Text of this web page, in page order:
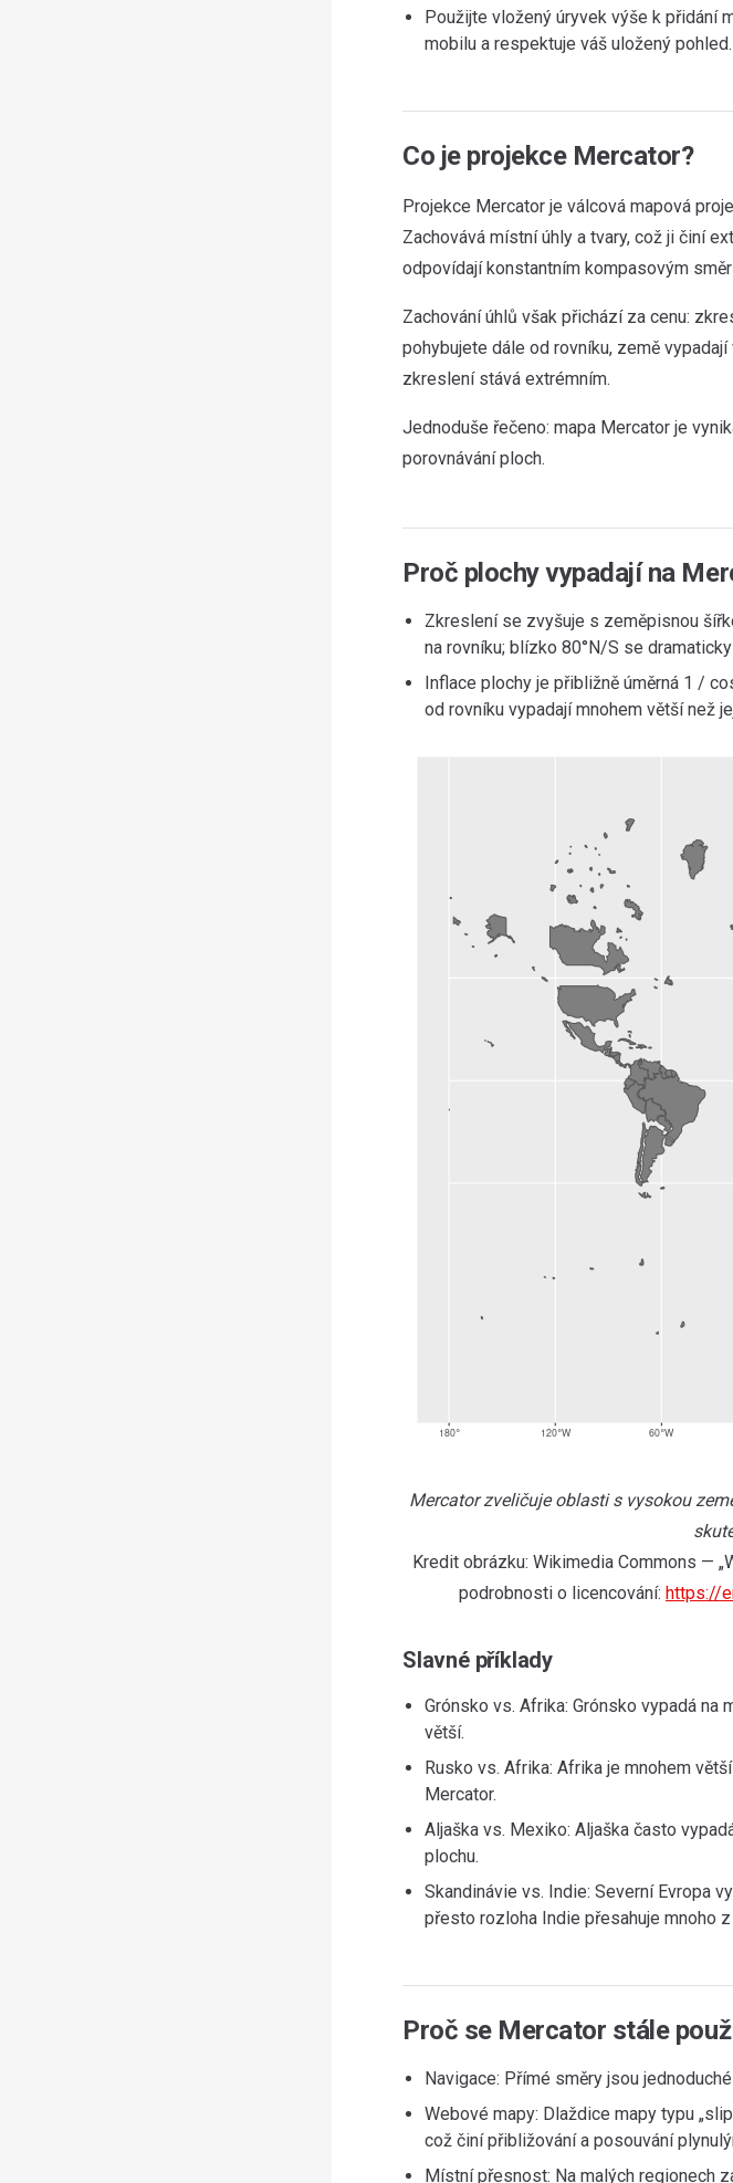
Použijte vložený úryvek výše k přidání
mobilu a respektuje váš uložený pohled.
Co je projekce Mercator?
Projekce Mercator je válcová mapová
Zachovává místní úhly a tvary, což ji činí
odpovídají konstantním kompasovým
Zachování úhlů však přichází za cenu:
pohybujete dále od rovníku, země
zkreslení stává extrémním.
Jednoduše řečeno: mapa Mercator je
porovnávání ploch.
Proč plochy vypadají na
Zkreslení se zvyšuje s zeměpisnou
na rovníku; blízko 80°N/S se
Inflace plochy je přibližně úměrná 1 /
od rovníku vypadají mnohem větší než
Mercator zveličuje oblasti s vysokou
Kredit obrázku: Wikimedia Commons —
podrobnosti o licencování: https://
Slavné příklady
Grónsko vs. Afrika: Grónsko vypadá na
větší.
Rusko vs. Afrika: Afrika je mnohem
Mercator.
Aljaška vs. Mexiko: Aljaška často
plochu.
Skandinávie vs. Indie: Severní Evropa
přesto rozloha Indie přesahuje mnoho
Proč se Mercator stále
Navigace: Přímé směry jsou
Webové mapy: Dlaždice mapy typu
což činí přibližování a posouvání
Místní přesnost: Na malých regionech